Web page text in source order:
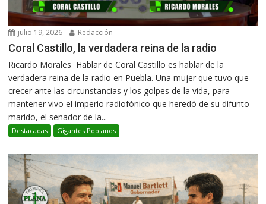
julio 19, 2026 Redacción
Coral Castillo, la verdadera reina de la radio
Ricardo Morales Hablar de Coral Castillo es hablar de la
verdadera reina de la radio en Puebla. Una mujer que tuvo que
crecer ante las circunstancias y los golpes de la vida, para
mantener vivo el imperio radiofónico que heredó de su difunto
marido, el senador de la...
Destacadas Gigantes Poblanos